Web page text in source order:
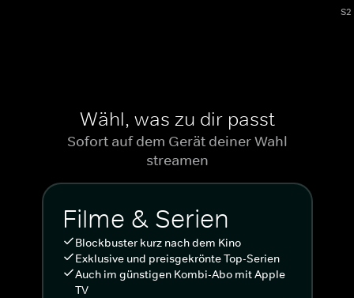
Wähl, was zu dir passt
Sofort auf dem Gerät deiner Wahl
streamen
Filme & Serien
Blockbuster kurz nach dem Kino
Exklusive und preisgekrönte Top-Serien
Auch im günstigen Kombi-Abo mit Apple
TV